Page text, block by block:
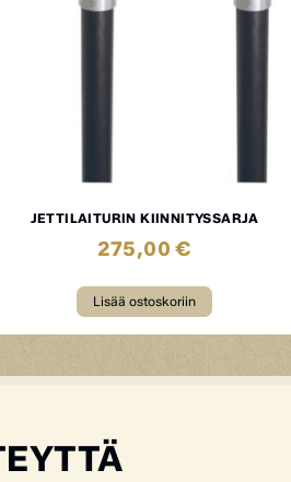
JETTILAITURIN KIINNITYSSARJA
275,00€
Lisää ostoskoriin